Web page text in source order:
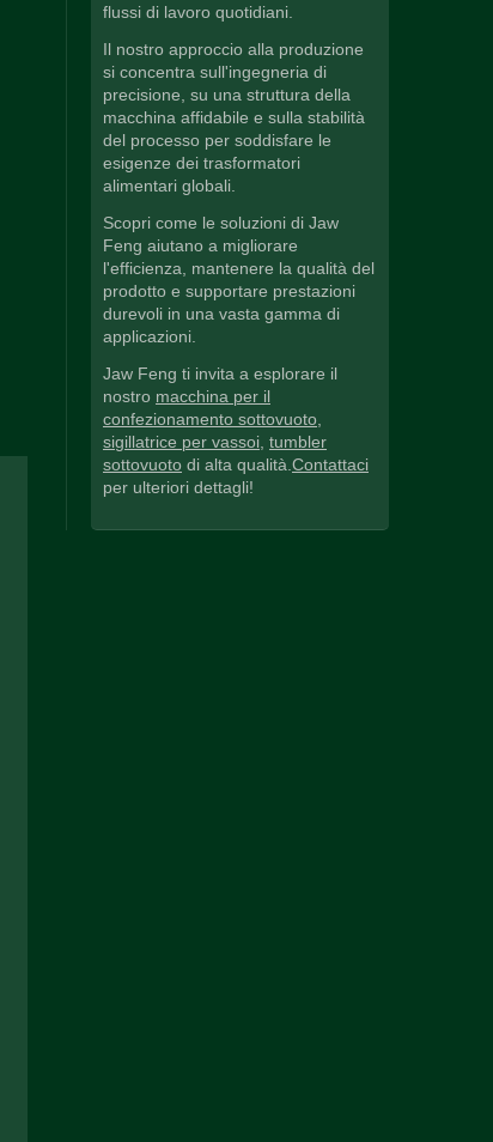
flussi di lavoro quotidiani.
Il nostro approccio alla produzione
si concentra sull'ingegneria di
precisione, su una struttura della
macchina affidabile e sulla stabilità
del processo per soddisfare le
esigenze dei trasformatori
alimentari globali.
Scopri come le soluzioni di Jaw
Feng aiutano a migliorare
l'efficienza, mantenere la qualità del
prodotto e supportare prestazioni
durevoli in una vasta gamma di
applicazioni.
Jaw Feng ti invita a esplorare il
nostro macchina per il
confezionamento sottovuoto,
sigillatrice per vassoi, tumbler
sottovuoto di alta qualità.Contattaci
per ulteriori dettagli!